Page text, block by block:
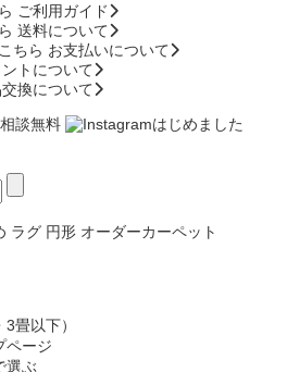
ご利用ガイド
送料について
お支払いについて
トについて
換について
ラグ 円形 オーダーカーペット
畳以下）
ページ
選ぶ